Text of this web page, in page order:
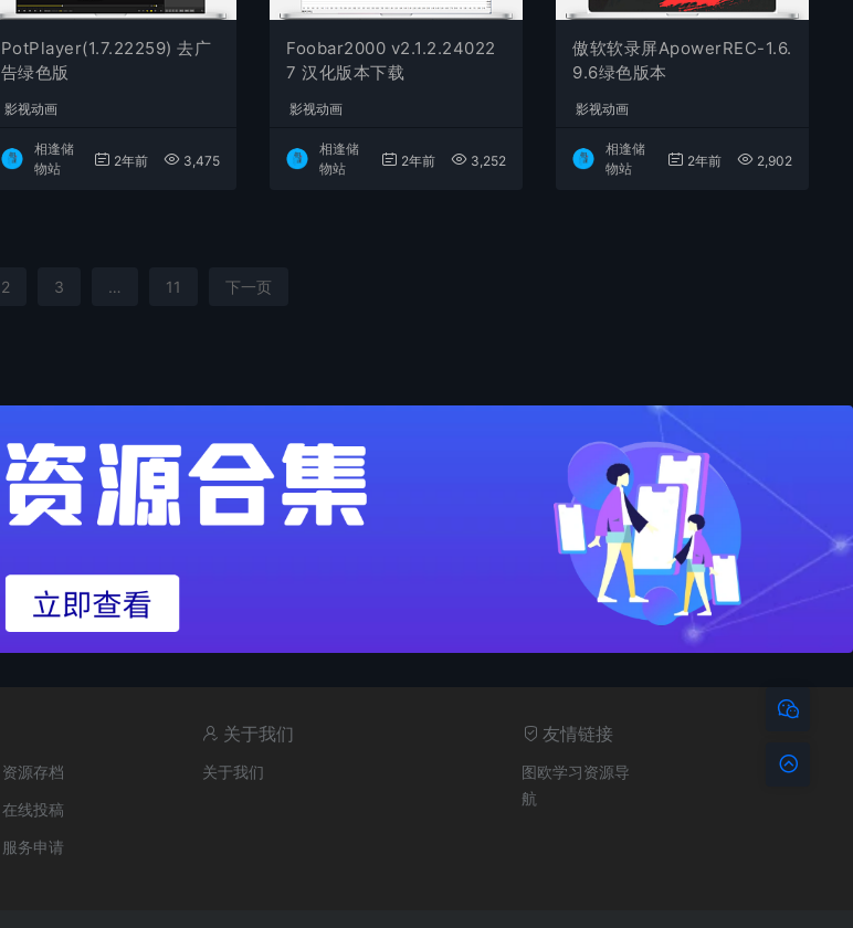
PotPlayer(1.7.22259) 去广
告绿色版
影视动画
相逢储
物站
2年前 3,475
Foobar2000 v2.1.2.24022
7 汉化版本下载
影视动画
相逢储
物站
2年前 3,252
傲软软录屏ApowerREC-1.6.
9.6绿色版本
影视动画
相逢储
物站
2年前 2,902
2 3 … 11 下一页
资源存档
在线投稿
服务申请
关于我们
关于我们
友情链接
图欧学习资源导
航